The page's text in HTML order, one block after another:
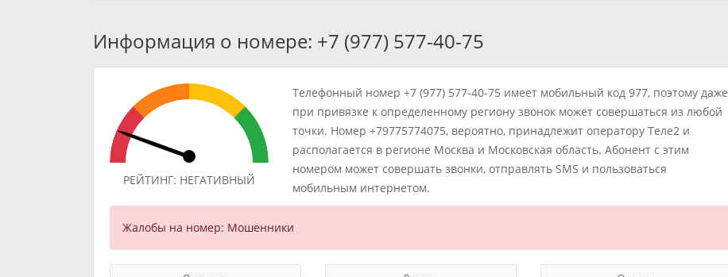
Информация о номере: +7 (977) 577-40-75
РЕЙТИНГ: НЕГАТИВНЫЙ
Телефонный номер +7 (977) 577-40-75 имеет мобильный код 977, поэтому даже
при привязке к определенному региону звонок может совершаться из любой
точки. Номер +79775774075, вероятно, принадлежит оператору Теле2 и
располагается в регионе Москва и Московская область. Абонент с этим
номером может совершать звонки, отправлять SMS и пользоваться
мобильным интернетом.
Жалобы на номер: Мошенники